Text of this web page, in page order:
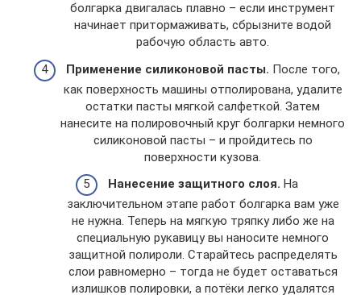
болгарка двигалась плавно – если инструмент
начинает притормаживать, сбрызните водой
рабочую область авто.
Применение силиконовой пасты. После того,
как поверхность машины отполирована, удалите
остатки пасты мягкой салфеткой. Затем
нанесите на полировочный круг болгарки немного
силиконовой пасты – и пройдитесь по
поверхности кузова.
Нанесение защитного слоя. На
заключительном этапе работ болгарка вам уже
не нужна. Теперь на мягкую тряпку либо же на
специальную рукавицу вы наносите немного
защитной полироли. Старайтесь распределять
слои равномерно – тогда не будет оставаться
излишков полировки, а потёки легко удалятся